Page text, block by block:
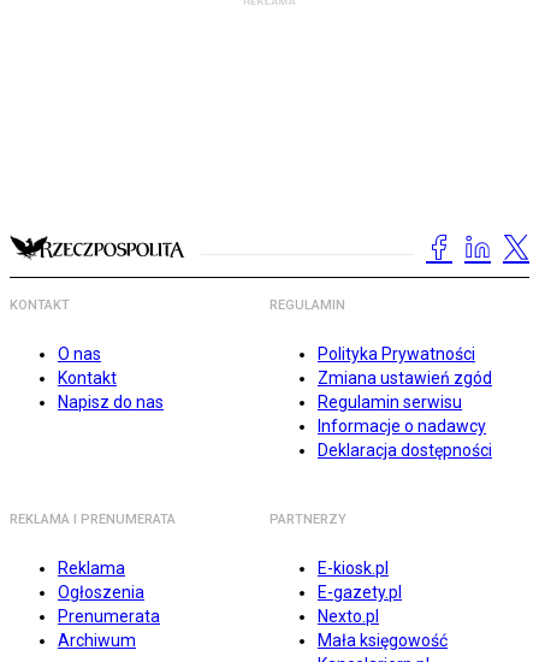
KONTAKT
O nas
Kontakt
Napisz do nas
REGULAMIN
Polityka Prywatności
Zmiana ustawień zgód
Regulamin serwisu
Informacje o nadawcy
Deklaracja dostępności
REKLAMA I PRENUMERATA
Reklama
Ogłoszenia
Prenumerata
Archiwum
PARTNERZY
E-kiosk.pl
E-gazety.pl
Nexto.pl
Mała księgowość